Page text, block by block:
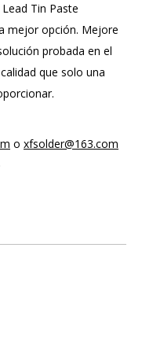
Tin Paste
mejor opción. Mejore
probada en el
que solo una
o xfsolder@163.com